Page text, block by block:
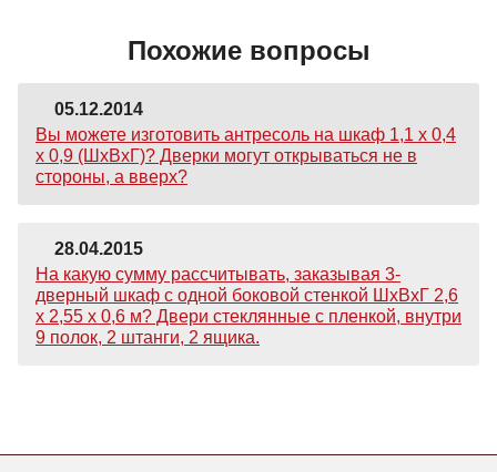
Похожие вопросы
05.12.2014
Вы можете изготовить антресоль на шкаф 1,1 х 0,4
х 0,9 (ШхВхГ)? Дверки могут открываться не в
стороны, а вверх?
28.04.2015
На какую сумму рассчитывать, заказывая 3-
дверный шкаф с одной боковой стенкой ШхВхГ 2,6
х 2,55 х 0,6 м? Двери стеклянные с пленкой, внутри
9 полок, 2 штанги, 2 ящика.